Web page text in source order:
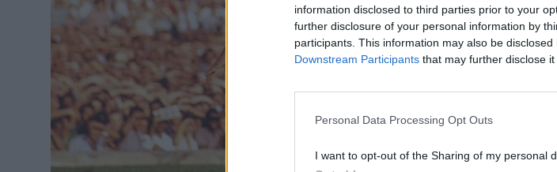
information disclosed to third parties prior to your
further disclosure of your personal information by
participants. This information may also be
Downstream Participants that may further disclose
Personal Data Processing Opt Outs
I want to opt-out of the Sharing of my personal